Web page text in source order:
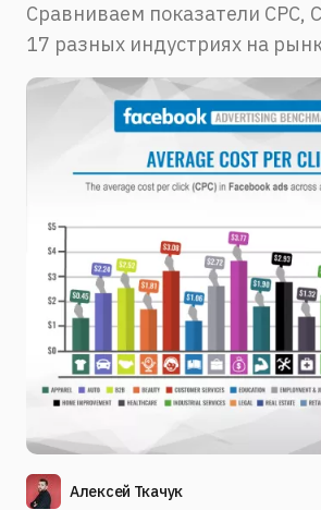
Сравниваем показатели CPC,
17 разных индустриях на
Алексей Ткачук